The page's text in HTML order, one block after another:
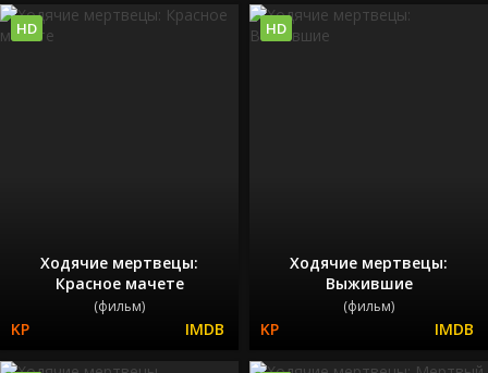
Ходячие мертвецы:
Красное мачете
(фильм)
HD
Ходячие мертвецы:
Выжившие
(фильм)
HD